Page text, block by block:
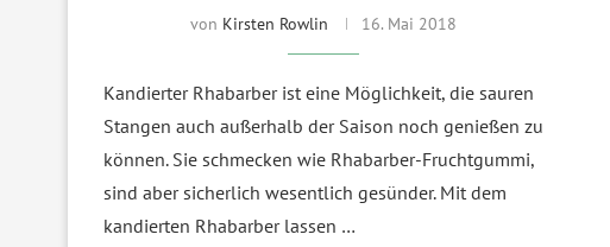
von Kirsten Rowlin 16. Mai 2018
Kandierter Rhabarber ist eine Möglichkeit, die sauren
Stangen auch außerhalb der Saison noch genießen zu
können. Sie schmecken wie Rhabarber-Fruchtgummi,
sind aber sicherlich wesentlich gesünder. Mit dem
kandierten Rhabarber lassen …